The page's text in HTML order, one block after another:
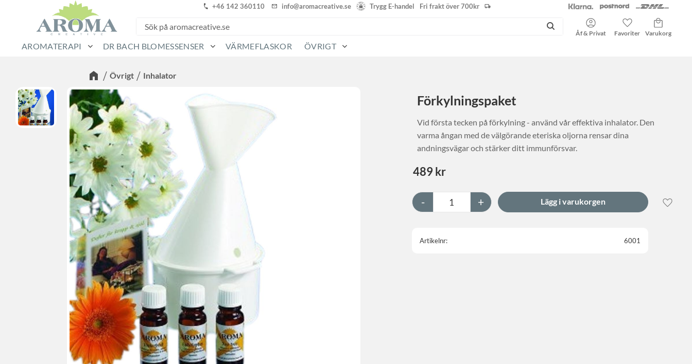
+46 142 360110 info@aromacreative.se Trygg E-handel Fri frakt över 700kr
Åf & Privat
Favoriter
Kundvagn
AROMATERAPI DR BACH BLOMESSENSER VÄRMEFLASKOR ÖVRIGT
Övrigt Inhalator
Förkylningspaket
Vid första tecken på förkylning - använd vår effektiva inhalator. Den
varma ångan med de välgörande eteriska oljorna rensar dina
andningsvägar och stärker ditt immunförsvar.
489 kr
+
-
Lägg
Artikelnr 6001